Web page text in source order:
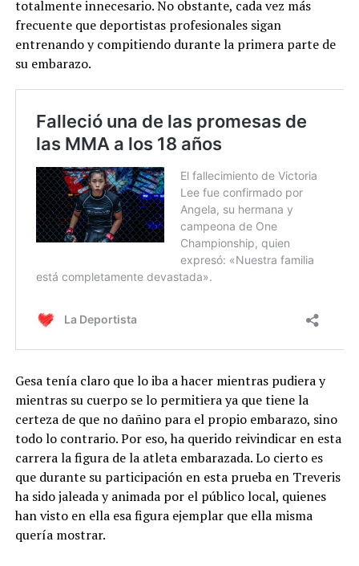
totalmente innecesario. No obstante, cada vez más
frecuente que deportistas profesionales sigan
entrenando y compitiendo durante la primera parte de
su embarazo.
Gesa tenía claro que lo iba a hacer mientras pudiera y
mientras su cuerpo se lo permitiera ya que tiene la
certeza de que no dañino para el propio embarazo, sino
todo lo contrario. Por eso, ha querido reivindicar en esta
carrera la figura de la atleta embarazada. Lo cierto es
que durante su participación en esta prueba en Treveris
ha sido jaleada y animada por el público local, quienes
han visto en ella esa figura ejemplar que ella misma
quería mostrar.